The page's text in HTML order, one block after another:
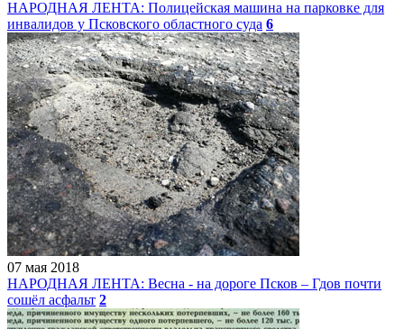
НАРОДНАЯ ЛЕНТА: Полицейская машина на парковке для
инвалидов у Псковского областного суда 6
07 мая 2018
НАРОДНАЯ ЛЕНТА: Весна - на дороге Псков – Гдов почти
сошёл асфальт 2